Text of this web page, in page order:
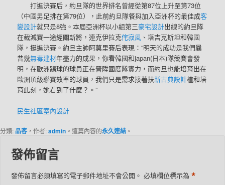
打進決賽后，約旦隊的世界排名曾經從第87位上升至第73位
（中國男足排在第79位），此前約旦隊餐與加入亞洲杯的最佳成客
變設計就只是8強。本屆亞洲杯以小組第三豪宅設計出線的約旦隊
在裁減賽一途經關斬將，連克伊拉克侘寂風 、塔吉克斯坦和韓國
隊，挺進決賽。約旦主帥阿莫里賽后表現：“明天的成功是我們曩
昔幾無毒建材年盡力的成果，你看韓國和japan(日本)隊競賽會發
明，在歐洲踢球的球員正在晉陞國度隊實力，而約旦也能培育出在
歐洲頂級聯賽效率的球員，我們只是需求接著扶新古典設計植和培
育此刻，她看到了什麼？。”
民生社區室內設計
分類: 品客 ，作者:admin 。這篇內容的永久連結 。
發佈留言
發佈留言必須填寫的電子郵件地址不會公開。 必填欄位標示為*